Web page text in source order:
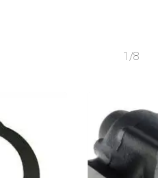
1/8